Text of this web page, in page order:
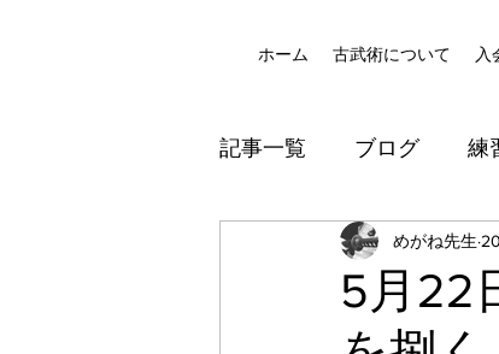
ホーム 古武術について 入
記事一覧 ブログ 練
八尾道場 防犯
5月22
めがね先生